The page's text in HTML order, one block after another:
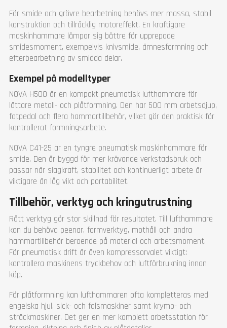
För smide och grövre bearbetning behövs mer massa, stabil
konstruktion och tillräcklig motoreffekt. En kraftigare
maskinhammare lämpar sig bättre för upprepade
smidesmoment, exempelvis knivsmide, ämnesformning och
efterbearbetning av smidda delar.
Exempel på modelltyper
NOVA H500 är en kompakt pneumatisk lufthammare för
lättare metall- och plåtformning. Den har 500 mm arbetsdjup,
fotpedal och flera hammartillbehör, vilket gör den praktisk för
kontrollerat formningsarbete.
NOVA C41-25 är en tyngre pneumatisk maskinhammare för
smide. Den är byggd för mer krävande verkstadsbruk och
passar när slagkraft, stabilitet och kontinuerligt arbete är
viktigare än låg vikt och portabilitet.
Tillbehör, verktyg och kringutrustning
Rätt verktyg gör stor skillnad för resultatet. Till lufthammare
kan du behöva peenar, formverktyg, mothåll och andra
hammartillbehör beroende på material och arbetsmoment.
För pneumatisk drift är även kompressorvalet viktigt:
kontrollera maskinens tryckbehov och luftförbrukning innan
köp.
För plåtformning kan lufthammaren ofta kompletteras med
engelska hjul, sick- och falsmaskiner samt krymp- och
sträckmaskiner. Det ger en mer komplett arbetsstation för